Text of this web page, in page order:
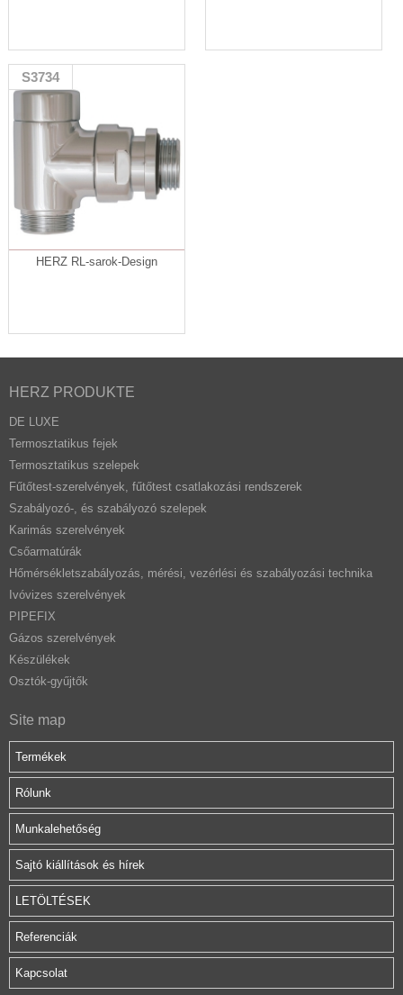
S3734
HERZ RL-sarok-Design
HERZ PRODUKTE
DE LUXE
Termosztatikus fejek
Termosztatikus szelepek
Fűtőtest-szerelvények, fűtőtest csatlakozási rendszerek
Szabályozó-, és szabályozó szelepek
Karimás szerelvények
Csőarmatúrák
Hőmérsékletszabályozás, mérési, vezérlési és szabályozási technika
Ivóvizes szerelvények
PIPEFIX
Gázos szerelvények
Készülékek
Osztók-gyűjtők
Site map
Termékek
Rólunk
Munkalehetőség
Sajtó kiállítások és hírek
LETÖLTÉSEK
Referenciák
Kapcsolat